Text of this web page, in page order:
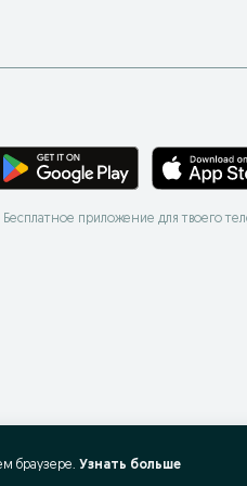
Бесплатное приложение для твоего
браузере. Узнать больше